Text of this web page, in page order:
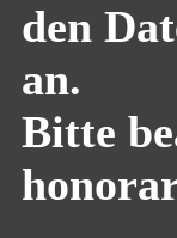
den
an.
Bitte